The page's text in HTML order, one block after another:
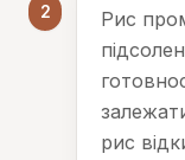
2
Рис
рис